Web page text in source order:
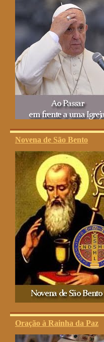
Novena de São Bento
Oração à Rainha da Paz